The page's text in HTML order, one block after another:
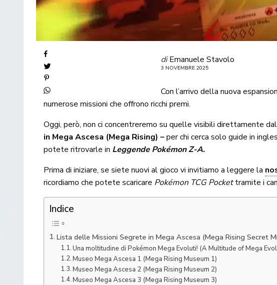
di Emanuele Stavolo
3 NOVEMBRE 2025
Con l’arrivo della nuova
numerose missioni che offrono ricchi premi.
Oggi, però, non ci concentreremo su quelle visibili direttamente
in Mega Ascesa (Mega Rising) –per chi cerca solo guide in
potete ritrovarle in Leggende Pokémon Z-A.
Prima di iniziare, se siete nuovi al gioco vi invitiamo a leggere la
ricordiamo che potete scaricare Pokémon TCG Pockettramite i
Indice
Lista delle Missioni Segrete in Mega Ascesa (Mega Rising Secret
Una moltitudine di Pokémon Mega Evoluti! (A Multitude of Mega
Museo Mega Ascesa 1 (Mega Rising Museum 1)
Museo Mega Ascesa 2 (Mega Rising Museum 2)
Museo Mega Ascesa 3 (Mega Rising Museum 3)